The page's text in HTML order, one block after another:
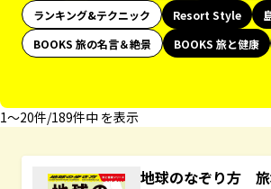
ランキング&テクニック
Resort Style
BOOKS 旅の名言＆絶景
BOOKS 旅と健康
1〜20件/189件中 を表示
地球のなぞり方